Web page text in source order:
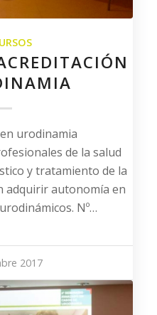
urodinamia
de la salud
y tratamiento de la
adquirir autonomía en
Nº…
2017